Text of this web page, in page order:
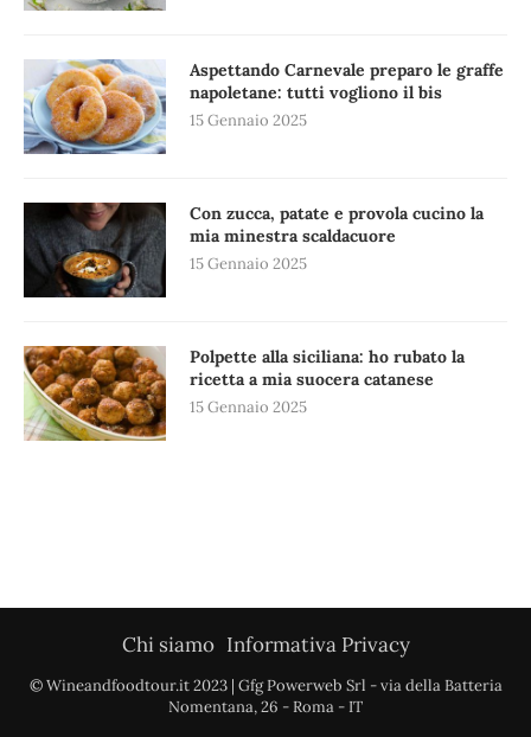
Aspettando Carnevale preparo le graffe
napoletane: tutti vogliono il bis
15 Gennaio 2025
Con zucca, patate e provola cucino la
mia minestra scaldacuore
15 Gennaio 2025
Polpette alla siciliana: ho rubato la
ricetta a mia suocera catanese
15 Gennaio 2025
Chi siamo Informativa Privacy
© Wineandfoodtour.it 2023 | Gfg Powerweb Srl - via della Batteria
Nomentana, 26 - Roma - IT